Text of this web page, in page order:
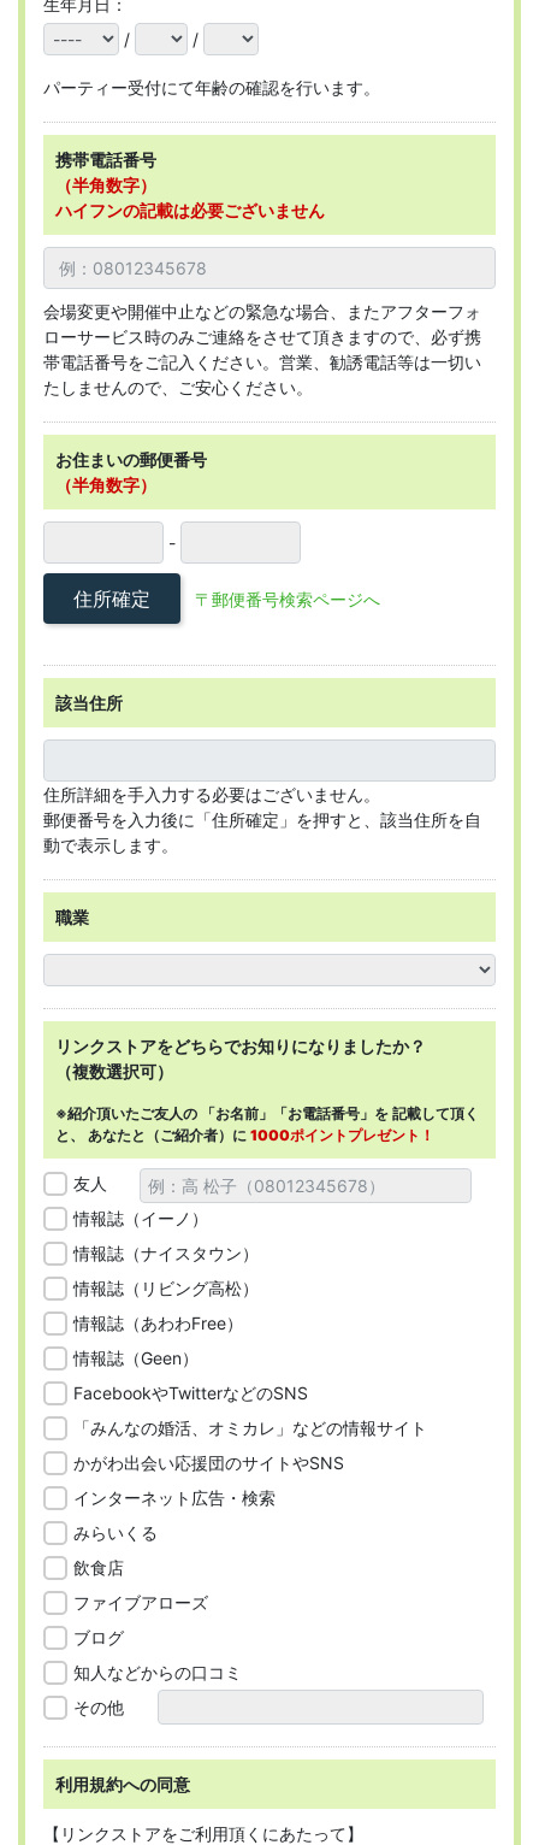
/
/
パーティー受付にて年齢の確認を行います。
携帯電話番号
（半角数字）
ハイフンの記載は必要ございません
会場変更や開催中止などの緊急な場合、またアフターフォ
ローサービス時のみご連絡をさせて頂きますので、必ず携
帯電話番号をご記入ください。営業、勧誘電話等は一切い
たしませんので、ご安心ください。
お住まいの郵便番号
（半角数字）
-
住所確定 〒郵便番号検索ページへ
該当住所
住所詳細を手入力する必要はございません。
郵便番号を入力後に「住所確定」を押すと、該当住所を自
動で表示します。
職業
リンクストアをどちらでお知りになりましたか？
（複数選択可）
※紹介頂いたご友人の 「お名前」「お電話番号」を 記載して頂く
と、 あなたと（ご紹介者）に 1000ポイントプレゼント！
友人
情報誌（イーノ）
情報誌（ナイスタウン）
情報誌（リビング高松）
情報誌（あわわFree）
情報誌（Geen）
FacebookやTwitterなどのSNS
「みんなの婚活、オミカレ」などの情報サイト
かがわ出会い応援団のサイトやSNS
インターネット広告・検索
みらいくる
飲食店
ファイブアローズ
ブログ
知人などからの口コミ
その他
利用規約への同意
【リンクストアをご利用頂くにあたって】